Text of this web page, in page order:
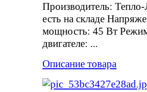
Производитель:
есть на складе
мощность: 45 Вт
двигателе: ...
Описание товара